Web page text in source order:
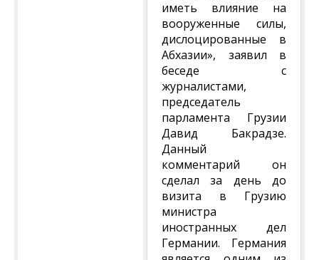
иметь влияние на
вооруженные силы,
дислоцированные в
Абхазии», заявил в
беседе с
журналистами,
председатель
парламента Грузии
Давид Бакрадзе.
Данный
комментарий он
сделал за день до
визита в Грузию
министра
иностранных дел
Германии. Германия